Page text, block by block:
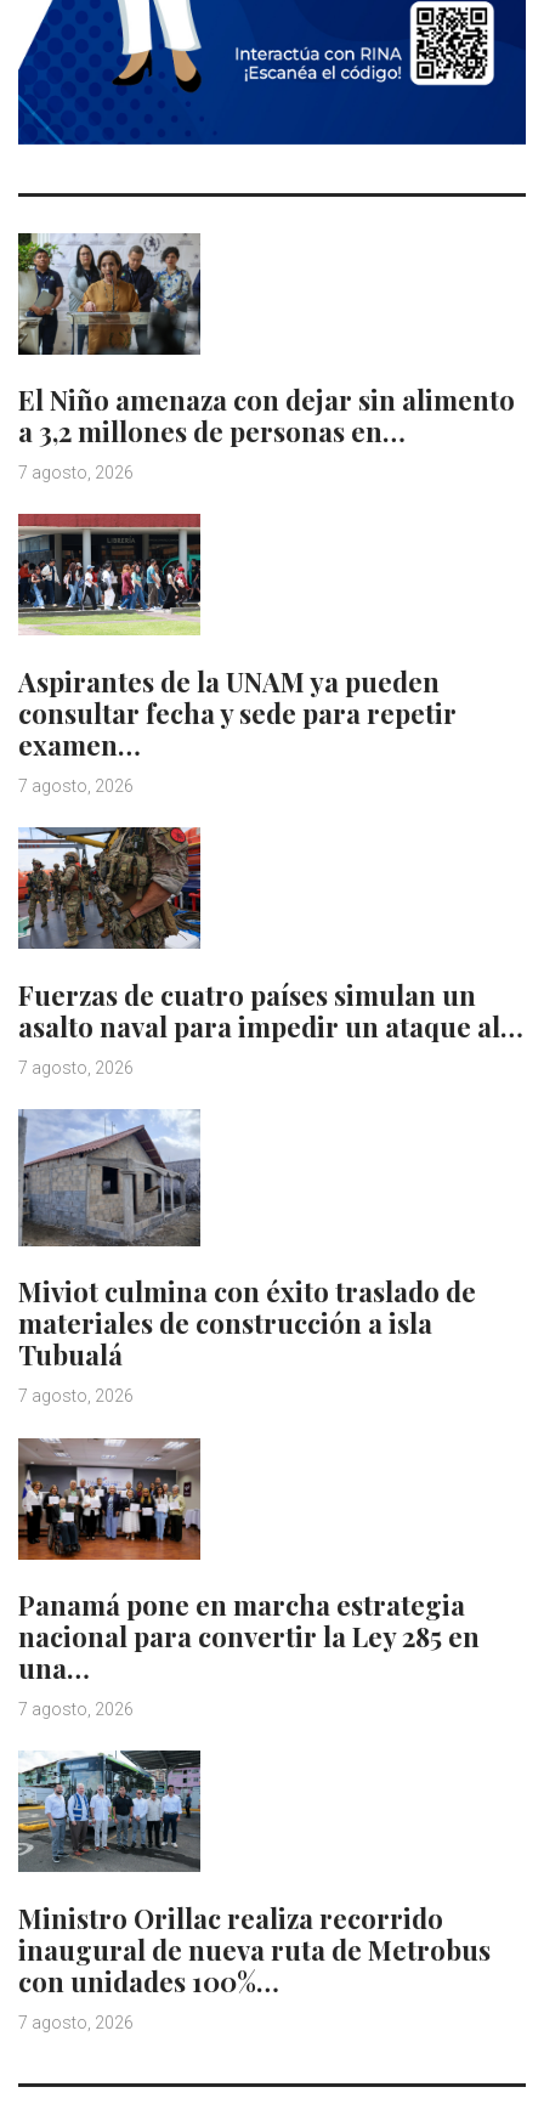
El Niño amenaza con dejar sin alimento
a 3,2 millones de personas en…
7 agosto, 2026
Aspirantes de la UNAM ya pueden
consultar fecha y sede para repetir
examen…
7 agosto, 2026
Fuerzas de cuatro países simulan un
asalto naval para impedir un ataque al…
7 agosto, 2026
Miviot culmina con éxito traslado de
materiales de construcción a isla
Tubualá
7 agosto, 2026
Panamá pone en marcha estrategia
nacional para convertir la Ley 285 en
una…
7 agosto, 2026
Ministro Orillac realiza recorrido
inaugural de nueva ruta de Metrobus
con unidades 100%…
7 agosto, 2026